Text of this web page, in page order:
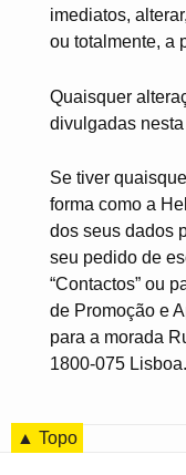
imediatos,
ou totalmente, a
Quaisquer
divulgadas
Se tiver
forma como a
dos seus dados
seu pedido de
“Contactos” ou
de Promoção e
para a morada
1800-075 Lisboa.
▲ Topo